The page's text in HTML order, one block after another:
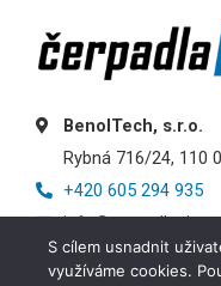
BenolTech, s.r.o.
Rybná 716/24, 110
+420 605 294 935
S cílem usnadnit
využíváme cookies.